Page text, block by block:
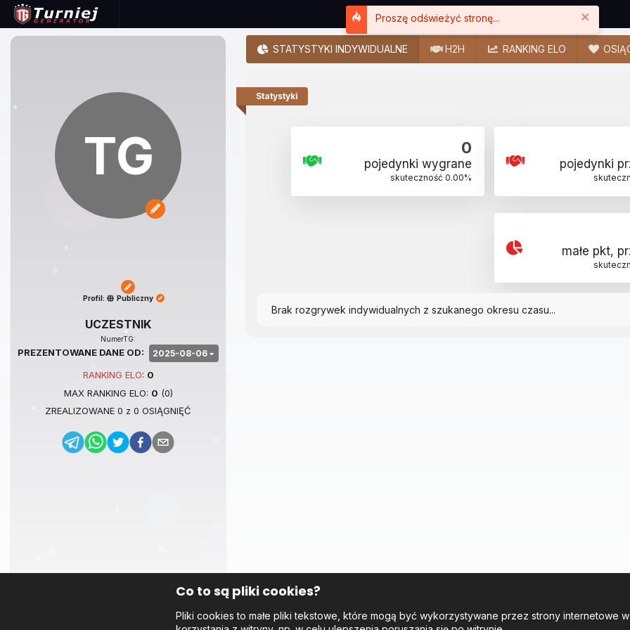
TG
Profil: Publiczny
UCZESTNIK
NumerTG:
PREZENTOWANE DANE OD: 2025-08-06
RANKING ELO: 0
MAX RANKING ELO: 0 (0)
ZREALIZOWANE 0 z 0 OSIĄGNIĘĆ
STATYSTYKI INDYWIDUALNE H2H RANKING ELO
Statystyki
0
pojedynki wygrane
skuteczność 0.00%
pojedynki
małe pkt,
Brak rozgrywek indywidualnych z szukanego okresu czasu...
Co to są pliki cookies?
Pliki cookies to małe pliki tekstowe, które mogą być wykorzystywane przez strony internetowe
Proszę odświeżyć stronę...